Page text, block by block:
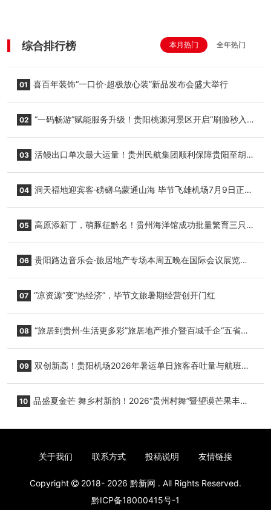
综合排行榜 本月热门 全年热门
01 喜百年装饰“一口价·超极放心装”新品发布会盛大举行
02 “一码畅游”赋能服务升级！贵阳桃源河景区开启“刷脸秒入
03 活鳗出口单次最大运量！贵州民航集团顺利保障贵阳至胡
04 洞天福地迎宾客·磅礴乌蒙通山海 毕节飞雄机场7月9日正式
05 高原添新丁，萌豚征黔名！贵州海洋馆成功批量繁育三只
06 贵阳路边音乐会·旅居地产专场本周五晚在国际会议展览中
07 “凉资源”变“热经济”，毕节文旅暑期经营创开门红
08 “旅居到贵州·生活更多彩”旅居地产推介暨百城千企“五省
09 双创新高！贵阳机场2026年暑运单日旅客吞吐量与航班起
10 品盛夏金芒 舞乡村新韵！2026“贵州村舞”暨望谟芒果丰收
关于我们 联系方式 投稿说明 友情链接
Copyright 2018- 2026 黔新网 . All Rights Reserved.
黔ICP备18000415号-1